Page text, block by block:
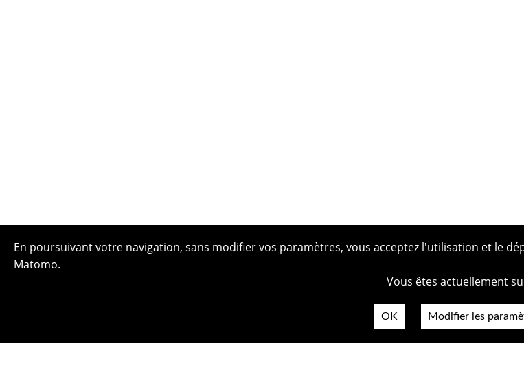
En poursuivant votre navigation, sans modifier vos paramètres, vous acceptez l'utilisation et le
Matomo.
Vous êtes actuellement
OK Modifier les